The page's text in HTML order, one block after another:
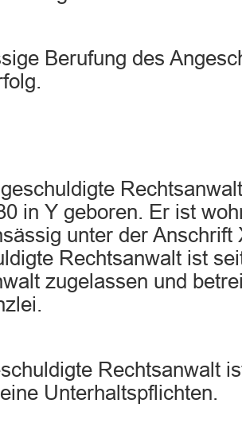
Berufung des
in Y geboren. Er ist
unter der Anschrift
Rechtsanwalt ist
zugelassen und
Rechtsanwalt
Unterhaltspflichten.